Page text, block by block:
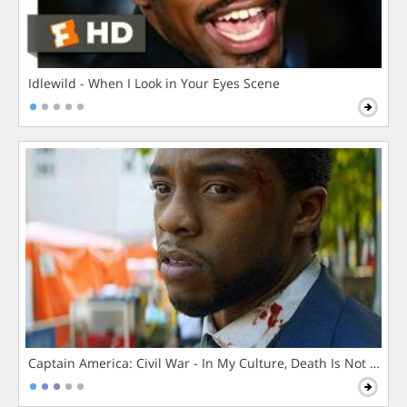
Idlewild - When I Look in Your Eyes Scene
Captain America: Civil War - In My Culture, Death Is Not The